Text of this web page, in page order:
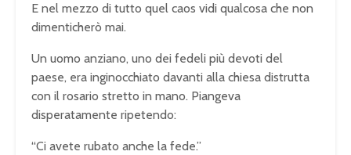
E nel mezzo di tutto quel caos vidi qualcosa che non
dimenticherò mai.
Un uomo anziano, uno dei fedeli più devoti del
paese, era inginocchiato davanti alla chiesa distrutta
con il rosario stretto in mano. Piangeva
disperatamente ripetendo:
“Ci avete rubato anche la fede.”